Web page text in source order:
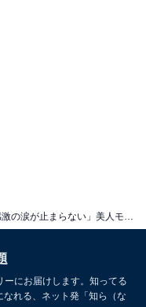
にお届けします。知ってる
れる、ネット発「知ら（な